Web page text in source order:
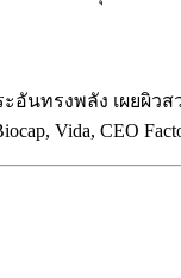
ทรงพลัง เผยผิว
Vida, CEO